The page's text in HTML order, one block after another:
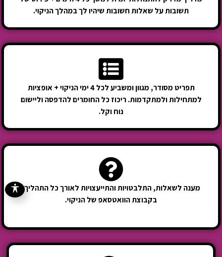
תשובות על שאלות חשובות שיהיו לך במהלך הניקוי.
תפריט מסודר, מגוון ומשביע לכל 4 ימי הניקוי + אופציות
למתחילות ולמתקדמות. ריכוז כל החומרים להדפסה וליישום
נוח וקל.
מענה לשאלות, התלבטויות והתייעצויות לאורך כל התהליך,
בקבוצת הוואטסאפ של הניקוי.